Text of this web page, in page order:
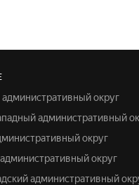
административный округ
административный
округ
административный округ
административный